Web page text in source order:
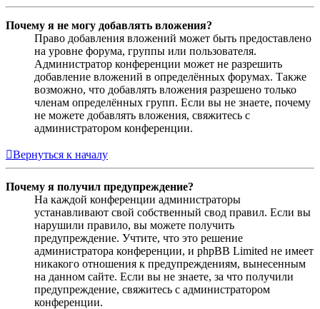
Почему я не могу добавлять вложения?
Право добавления вложений может быть предоставлено
на уровне форума, группы или пользователя.
Администратор конференции может не разрешить
добавление вложений в определённых форумах. Также
возможно, что добавлять вложения разрешено только
членам определённых групп. Если вы не знаете, почему
не можете добавлять вложения, свяжитесь с
администратором конференции.
Вернуться к началу
Почему я получил предупреждение?
На каждой конференции администраторы
устанавливают свой собственный свод правил. Если вы
нарушили правило, вы можете получить
предупреждение. Учтите, что это решение
администратора конференции, и phpBB Limited не имеет
никакого отношения к предупреждениям, вынесенным
на данном сайте. Если вы не знаете, за что получили
предупреждение, свяжитесь с администратором
конференции.